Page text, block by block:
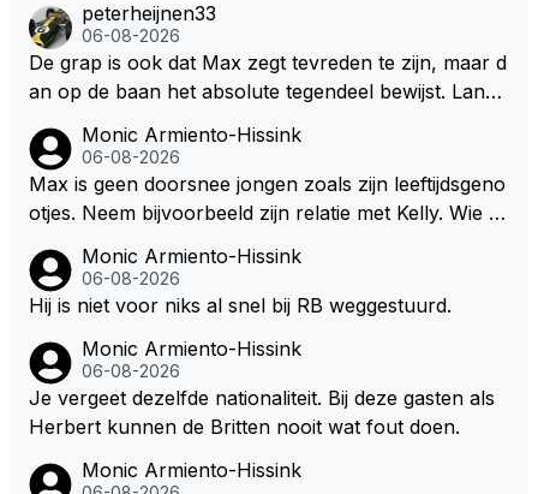
m/haar van zijn laatste zuurverdiende stuiver te ber
oven. De Staat heeft nooit ooit maar een stuiver in Z
andvoort willen investeren en dat zal ook nooit gebe
uren. Afdragen van BTW gelden en vergunningen bi
j dergelijke sportievefestiviteiten MOET je dan weer
wel afstaan, de parasiet.
peterheijnen33
06-08-2026
De grap is ook dat Max zegt tevreden te zijn, maar d
an op de baan het absolute tegendeel bewijst. Lando
dan eigenlijk niet echt zien. ;)
Monic Armiento-Hissink
06-08-2026
Max is geen doorsnee jongen zoals zijn leeftijdsgeno
otjes. Neem bijvoorbeeld zijn relatie met Kelly. Wie g
artjes ouder is en al een kleine heeft van een voorm
alig RB-lid op de leeftijd van 23 jaar? Hij doet dingen
oon. Ieder jaar is er in Hongarije een uitje voor zijn t
eam. Op 28-jarige leeftijd is hij al eigenaar van een su
ccesvol raceteam. Hij is niet alleen speciaal in de aut
Monic Armiento-Hissink
06-08-2026
Hij is niet voor niks al snel bij RB weggestuurd.
Monic Armiento-Hissink
06-08-2026
Je vergeet dezelfde nationaliteit. Bij deze gasten als
Herbert kunnen de Britten nooit wat fout doen.
Monic Armiento-Hissink